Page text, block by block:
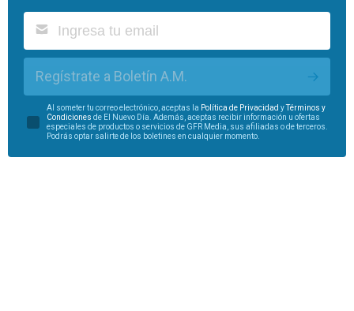
Regístrate a Boletín A.M.
Al someter tu correo electrónico, aceptas la Política de Privacidad yTérminos y
Condiciones de El Nuevo Día. Además, aceptas recibir información u ofertas
especiales de productos o servicios de GFR Media, sus afiliadas o de terceros.
Podrás optar salirte de los boletines en cualquier momento.